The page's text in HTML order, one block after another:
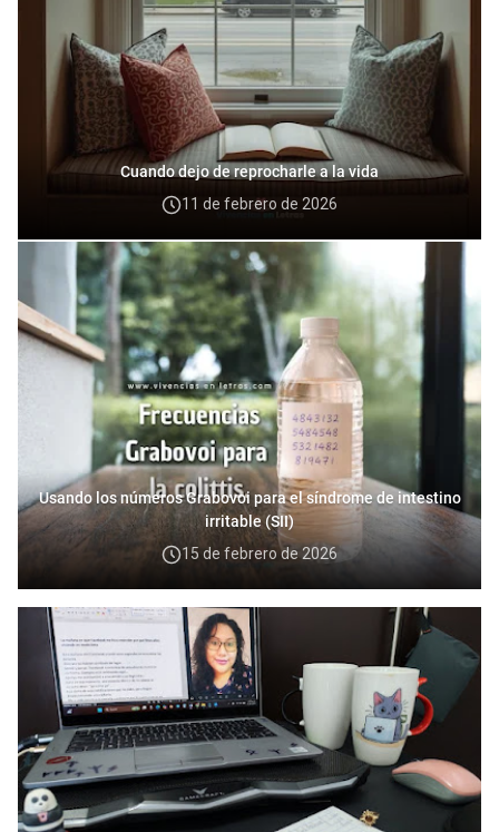
Cuando dejo de reprocharle a la vida
11 de febrero de 2026
Usando los números Grabovoi para el síndrome de intestino
irritable (SII)
15 de febrero de 2026